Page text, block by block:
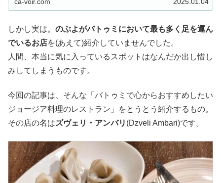
しかし実は。 のぶよがバトゥミにおいて最も多く足を運ん
でいるお店を(あえて)紹介していませんでした。
人間、本当に気に入っているスポットはなんだか出し惜し
みしてしまうものです。
今回の記事は、そんな「バトゥミで心からおすすめしたい
ジョージア料理のレストラン」をとうとう紹介するもの。
その店の名はズヴェリ・アンバリ (Dzveli Ambari)です。